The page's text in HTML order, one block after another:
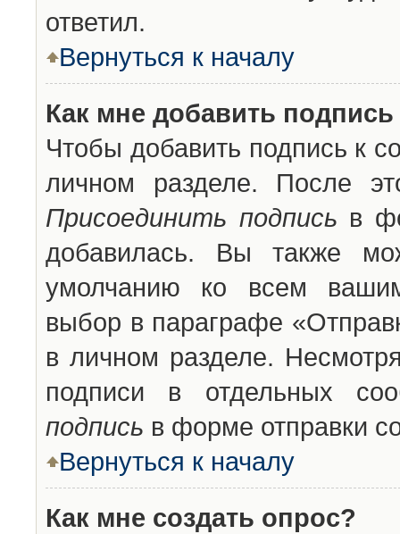
ответил.
Вернуться к началу
Как мне добавить
Чтобы добавить подпись к
личном разделе. После
Присоединить подпись в
добавилась. Вы также
умолчанию ко всем
выбор в параграфе
в личном разделе.
подписи в отдельных
подпись в форме отправки
Вернуться к началу
Как мне создать опрос?